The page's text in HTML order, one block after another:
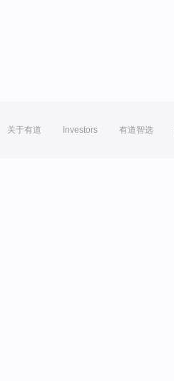
关于有道 Investors 有道智选